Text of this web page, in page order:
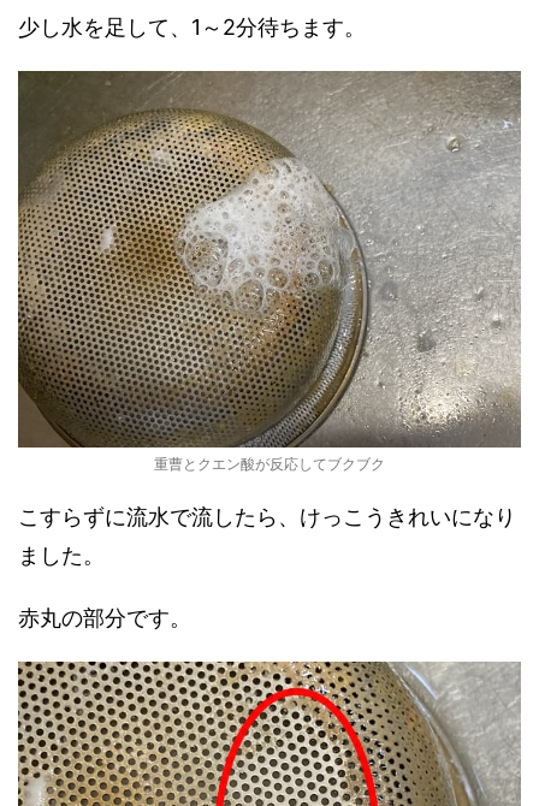
少し水を足して、1～2分待ちます。
重曹とクエン酸が反応してブクブク
こすらずに流水で流したら、けっこうきれいになり
ました。
赤丸の部分です。